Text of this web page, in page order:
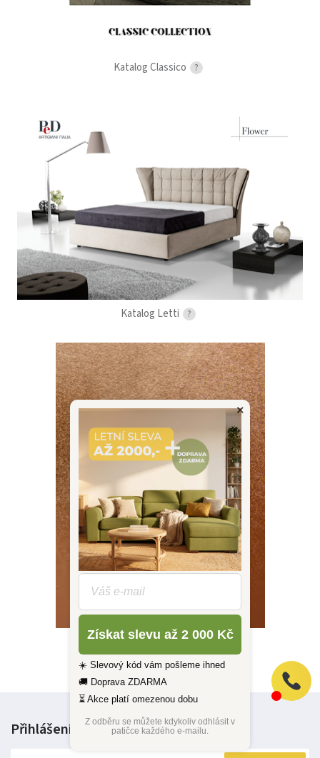
Katalog Classico ?
Katalog Letti ?
Katalog Live Sofa ?
Přihlášení k odběrunovinek
×
Získat slevu až 2 000 Kč
☀️ Slevový kód vám pošleme ihned
🚚 Doprava ZDARMA
⏳ Akce platí omezenou dobu
Z odběru se můžete kdykoliv odhlásit v
patičce každého e-mailu.